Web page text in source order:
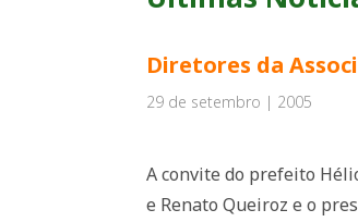
Diretores da
29 de setembro | 2005
A convite do prefeito
e Renato Queiroz e o